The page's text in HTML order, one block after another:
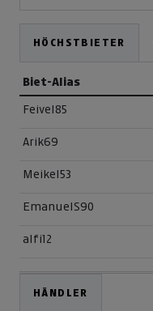
HÖCHSTBIETER
Biet-Alias
Feivel85
Arik69
Meikel53
EmanuelS90
alfi12
HÄNDLER